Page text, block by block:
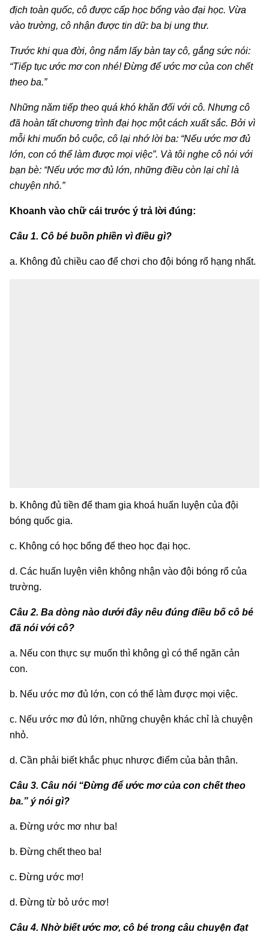
địch toàn quốc, cô được cấp học bổng vào đại học. Vừa
vào trường, cô nhận được tin dữ: ba bị ung thư.
Trước khi qua đời, ông nắm lấy bàn tay cô, gắng sức nói:
“Tiếp tục ước mơ con nhé! Đừng để ước mơ của con chết
theo ba.”
Những năm tiếp theo quá khó khăn đối với cô. Nhưng cô
đã hoàn tất chương trình đại học một cách xuất sắc. Bởi vì
mỗi khi muốn bỏ cuộc, cô lại nhớ lời ba: “Nếu ước mơ đủ
lớn, con có thể làm được mọi việc”. Và tôi nghe cô nói với
bạn bè: “Nếu ước mơ đủ lớn, những điều còn lại chỉ là
chuyện nhỏ.”
Khoanh vào chữ cái trước ý trả lời đúng:
Câu 1. Cô bé buồn phiền vì điều gì?
a. Không đủ chiều cao để chơi cho đội bóng rổ hạng nhất.
b. Không đủ tiền để tham gia khoá huấn luyện của đội
bóng quốc gia.
c. Không có học bổng để theo học đại học.
d. Các huấn luyện viên không nhận vào đội bóng rổ của
trường.
Câu 2. Ba dòng nào dưới đây nêu đúng điều bố cô bé
đã nói với cô?
a. Nếu con thực sự muốn thì không gì có thể ngăn cản
con.
b. Nếu ước mơ đủ lớn, con có thể làm được mọi việc.
c. Nếu ước mơ đủ lớn, những chuyện khác chỉ là chuyện
nhỏ.
d. Cần phải biết khắc phục nhược điểm của bản thân.
Câu 3. Câu nói “Đừng để ước mơ của con chết theo
ba.” ý nói gì?
a. Đừng ước mơ như ba!
b. Đừng chết theo ba!
c. Đừng ước mơ!
d. Đừng từ bỏ ước mơ!
Câu 4. Nhờ biết ước mơ, cô bé trong câu chuyện đạt